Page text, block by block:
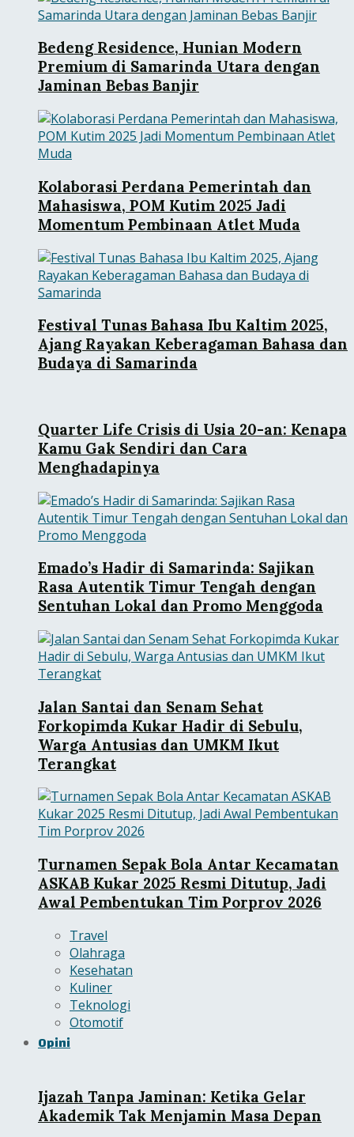
Bedeng Residence, Hunian Modern
Premium di Samarinda Utara dengan
Jaminan Bebas Banjir
Kolaborasi Perdana Pemerintah dan
Mahasiswa, POM Kutim 2025 Jadi
Momentum Pembinaan Atlet Muda
Festival Tunas Bahasa Ibu Kaltim 2025,
Ajang Rayakan Keberagaman Bahasa dan
Budaya di Samarinda
Quarter Life Crisis di Usia 20-an: Kenapa
Kamu Gak Sendiri dan Cara
Menghadapinya
Emado’s Hadir di Samarinda: Sajikan
Rasa Autentik Timur Tengah dengan
Sentuhan Lokal dan Promo Menggoda
Jalan Santai dan Senam Sehat
Forkopimda Kukar Hadir di Sebulu,
Warga Antusias dan UMKM Ikut
Terangkat
Turnamen Sepak Bola Antar Kecamatan
ASKAB Kukar 2025 Resmi Ditutup, Jadi
Awal Pembentukan Tim Porprov 2026
Travel
Olahraga
Kesehatan
Kuliner
Teknologi
Otomotif
Opini
Ijazah Tanpa Jaminan: Ketika Gelar
Akademik Tak Menjamin Masa Depan